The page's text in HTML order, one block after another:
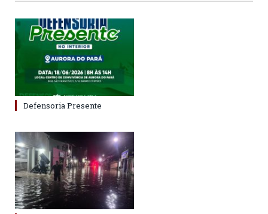
Defensoria Presente